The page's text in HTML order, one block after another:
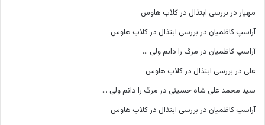
مهیار در بررسی ابتذال در کلاب هاوس
آراسپ کاظمیان در بررسی ابتذال در کلاب هاوس
آراسپ کاظمیان در مرگ را دانم ولی …
علی در بررسی ابتذال در کلاب هاوس
سید محمد علی شاه حسینی در مرگ را دانم ولی …
آراسپ کاظمیان در بررسی ابتذال در کلاب هاوس